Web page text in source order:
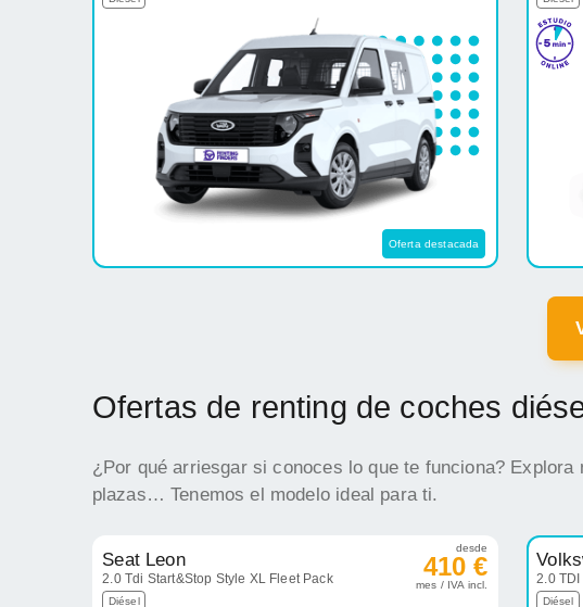
Oferta destacada
Ofertas de renting de coches
¿Por qué arriesgar si conoces lo que te funciona?
plazas… Tenemos el modelo ideal para ti.
Seat Leon
2.0 Tdi Start&Stop Style XL Fleet Pack
Diésel
desde
410 €
mes / IVA incl. 2.0
Diésel